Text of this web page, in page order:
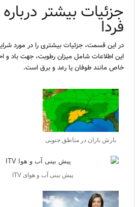
جزئیات بیشتر
فردا
در این قسمت، جزئیات بیشتری را در مورد
این اطلاعات شامل میزان رطوبت، جهت باد و
خاص مانند طوفان یا رعد و برق است.
بارش باران در مناطق جنوبی
پیش بینی آب و هوای ITV